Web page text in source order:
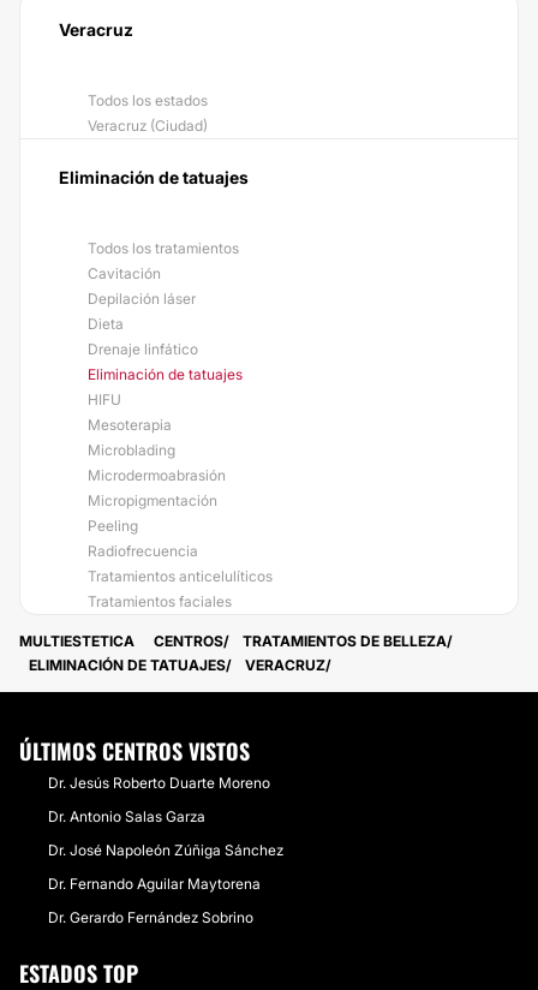
Veracruz
Todos los estados
Veracruz (Ciudad)
Eliminación de tatuajes
Todos los tratamientos
Cavitación
Depilación láser
Dieta
Drenaje linfático
Eliminación de tatuajes
HIFU
Mesoterapia
Microblading
Microdermoabrasión
Micropigmentación
Peeling
Radiofrecuencia
Tratamientos anticelulíticos
Tratamientos faciales
MULTIESTETICA CENTROS
TRATAMIENTOS DE BELLEZA
ELIMINACIÓN DE TATUAJES
VERACRUZ
ÚLTIMOS CENTROS VISTOS
Dr. Jesús Roberto Duarte Moreno
Dr. Antonio Salas Garza
Dr. José Napoleón Zúñiga Sánchez
Dr. Fernando Aguilar Maytorena
Dr. Gerardo Fernández Sobrino
ESTADOS TOP